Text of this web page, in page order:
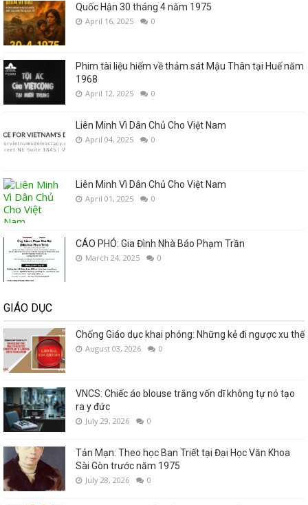
Quốc Hận 30 tháng 4 năm 1975
April 16, 2025 0
Phim tài liệu hiếm về thảm sát Mậu Thân tại Huế năm
1968
April 12, 2025 0
Liên Minh Vì Dân Chủ Cho Việt Nam
April 04, 2025 0
Liên Minh Vì Dân Chủ Cho Việt Nam
April 01, 2025 0
CÁO PHÓ: Gia Đình Nhà Báo Phạm Trần
March 24, 2025 0
GIÁO DỤC
Chống Giáo dục khai phóng: Những kẻ đi ngược xu thế
August 03, 2026 0
VNCS: Chiếc áo blouse trắng vốn dĩ không tự nó tạo
ra y đức
July 29, 2026 0
Tản Mạn: Theo học Ban Triết tại Đại Học Văn Khoa
Sài Gòn trước năm 1975
July 28, 2026 0